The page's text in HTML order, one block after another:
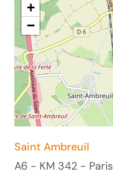
+
−
Saint Ambreuil
A6 - KM 342 - Paris